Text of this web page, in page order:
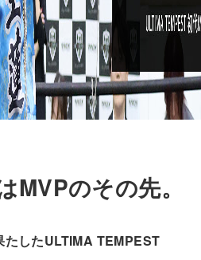
MVPのその先。
たしたULTIMA TEMPEST